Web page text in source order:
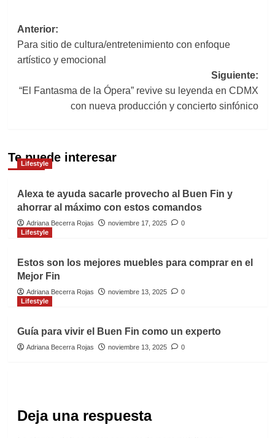
Navegación
de
entradas
Anterior:
Para sitio de cultura/entretenimiento con enfoque
artístico y emocional
Siguiente:
“El Fantasma de la Ópera” revive su leyenda en CDMX
con nueva producción y concierto sinfónico
Te puede interesar
Lifestyle
Alexa te ayuda sacarle provecho al Buen Fin y
ahorrar al máximo con estos comandos
Adriana Becerra Rojas noviembre 17, 2025
0
Lifestyle
Estos son los mejores muebles para comprar en el
Mejor Fin
Adriana Becerra Rojas noviembre 13, 2025
0
Lifestyle
Guía para vivir el Buen Fin como un experto
Adriana Becerra Rojas noviembre 13, 2025 0
Deja una respuesta